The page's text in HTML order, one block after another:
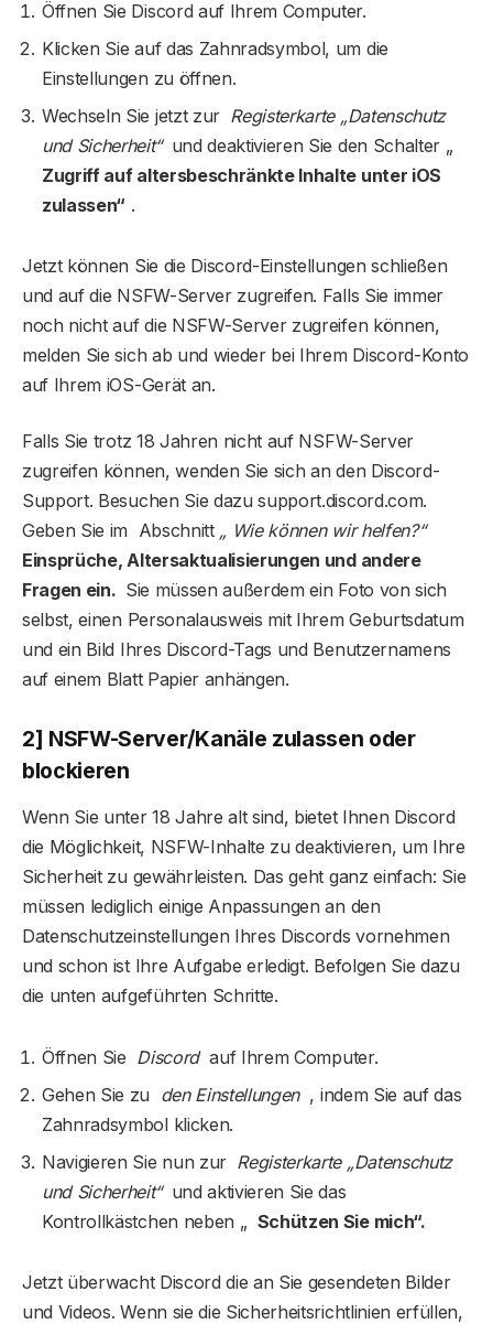
Öffnen Sie Discord auf Ihrem Computer.
Klicken Sie auf das Zahnradsymbol, um die
Einstellungen zu öffnen.
Wechseln Sie jetzt zur Registerkarte „Datenschutz
und Sicherheit“ und deaktivieren Sie den Schalter „
Zugriff auf altersbeschränkte Inhalte unter iOS
zulassen“ .
Jetzt können Sie die Discord-Einstellungen schließen
und auf die NSFW-Server zugreifen. Falls Sie immer
noch nicht auf die NSFW-Server zugreifen können,
melden Sie sich ab und wieder bei Ihrem Discord-Konto
auf Ihrem iOS-Gerät an.
Falls Sie trotz 18 Jahren nicht auf NSFW-Server
zugreifen können, wenden Sie sich an den Discord-
Support. Besuchen Sie dazu support.discord.com.
Geben Sie im Abschnitt „ Wie können wir helfen?“
Einsprüche, Altersaktualisierungen und andere
Fragen ein. Sie müssen außerdem ein Foto von sich
selbst, einen Personalausweis mit Ihrem Geburtsdatum
und ein Bild Ihres Discord-Tags und Benutzernamens
auf einem Blatt Papier anhängen.
2] NSFW-Server/Kanäle zulassen oder
blockieren
Wenn Sie unter 18 Jahre alt sind, bietet Ihnen Discord
die Möglichkeit, NSFW-Inhalte zu deaktivieren, um Ihre
Sicherheit zu gewährleisten. Das geht ganz einfach: Sie
müssen lediglich einige Anpassungen an den
Datenschutzeinstellungen Ihres Discords vornehmen
und schon ist Ihre Aufgabe erledigt. Befolgen Sie dazu
die unten aufgeführten Schritte.
Öffnen Sie Discord auf Ihrem Computer.
Gehen Sie zu den Einstellungen , indem Sie auf das
Zahnradsymbol klicken.
Navigieren Sie nun zur Registerkarte „Datenschutz
und Sicherheit“ und aktivieren Sie das
Kontrollkästchen neben „ Schützen Sie mich“.
Jetzt überwacht Discord die an Sie gesendeten Bilder
und Videos. Wenn sie die Sicherheitsrichtlinien erfüllen,